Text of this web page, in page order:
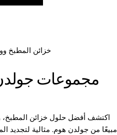
خزائن المطبخ
مجموعات
اكتشف أفضل حلول خزائن المطبخ،
مبيعًا من جولدن هوم. مثالية لتجديد